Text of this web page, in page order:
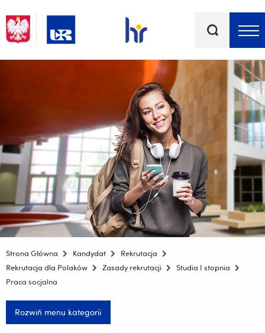
kluczowe
Strona Główna Kandydat
Rekrutacja
Rekrutacja dla Polaków
Zasady rekrutacji
Studia I stopnia
Praca socjalna
Rozwiń menu kategorii